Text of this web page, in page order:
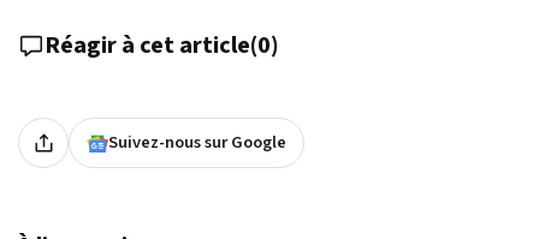
Réagir à cet article(0)
Suivez-nous sur Google